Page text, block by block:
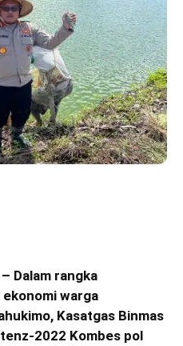
Dalam rangka
warga
Kasatgas Binmas
2022 Kombes pol